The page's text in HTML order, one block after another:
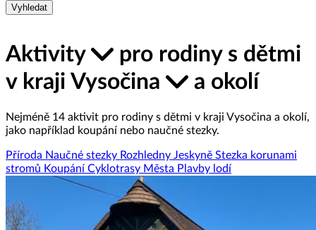
Vyhledat
Aktivity
pro rodiny s dětmi
v kraji Vysočina
a okolí
Nejméně 14 aktivit pro rodiny s dětmi v kraji Vysočina a okolí,
jako například koupání nebo naučné stezky.
Příroda Naučné stezky Rozhledny Jeskyně Stezka korunami
stromů Koupání Cyklotrasy Města Plavby lodí